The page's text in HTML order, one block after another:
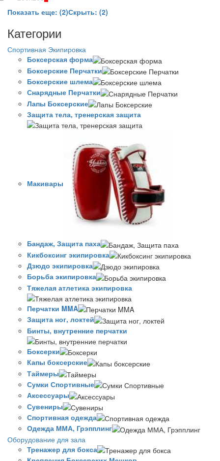
Показать еще: (2)Скрыть: (2)
Категории
Спортивная Экипировка
Боксерская форма
Боксерские Перчатки
Боксерские шлема
Снарядные Перчатки
Лапы Боксерские
Защита тела, тренерская защита
Макивары
Бандаж, Защита паха
Кикбоксинг экипировка
Дзюдо экипировка
Борьба экипировка
Тяжелая атлетика экипировка
Перчатки MMA
Защита ног, локтей
Бинты, внутренние перчатки
Боксерки
Капы боксерские
Таймеры
Сумки Спортивные
Аксессуары
Сувениры
Спортивная одежда
Одежда ММА, Грэпплинг
Оборудование для зала
Тренажер для бокса